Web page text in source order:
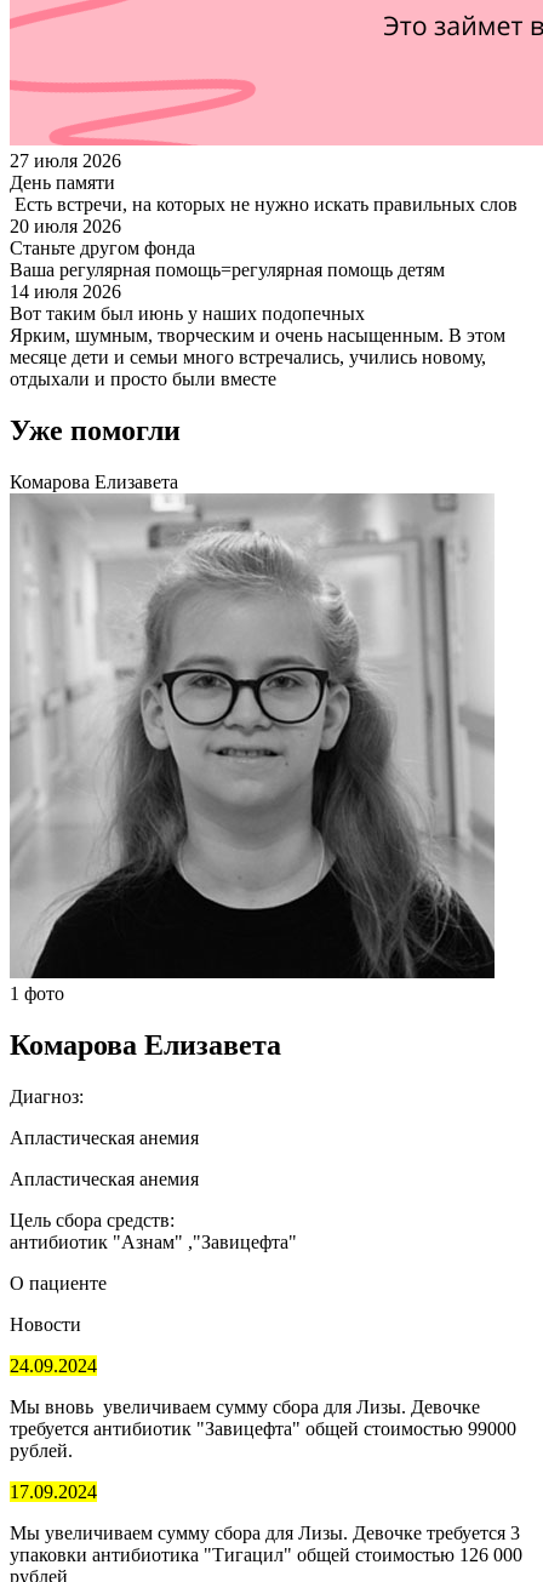
27 июля 2026
День памяти
Есть встречи, на которых не нужно искать правильных слов
20 июля 2026
Станьте другом фонда
Ваша регулярная помощь=регулярная помощь детям
14 июля 2026
Вот таким был июнь у наших подопечных
Ярким, шумным, творческим и очень насыщенным. В этом
месяце дети и семьи много встречались, учились новому,
отдыхали и просто были вместе
Уже помогли
Комарова Елизавета
1 фото
Комарова Елизавета
Диагноз:
Апластическая анемия
Апластическая анемия
Цель сбора средств:
антибиотик "Азнам" ,"Завицефта"
О пациенте
Новости
24.09.2024
Мы вновь увеличиваем сумму сбора для Лизы. Девочке
требуется антибиотик "Завицефта" общей стоимостью 99000
рублей.
17.09.2024
Мы увеличиваем сумму сбора для Лизы. Девочке требуется 3
упаковки антибиотика "Тигацил" общей стоимостью 126 000
рублей